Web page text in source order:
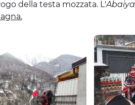
della testa mozzata. L'Abaiya